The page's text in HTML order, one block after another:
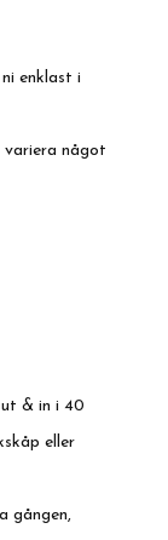
enklast i
något
& in i 40
eller
gången,